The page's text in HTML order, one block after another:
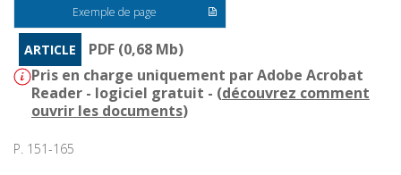
Exemple de page
ARTICLE
PDF (0,68 Mb)
Pris en charge uniquement par Adobe Acrobat
Reader - logiciel gratuit - (découvrez comment
ouvrir les documents)
P. 151-165